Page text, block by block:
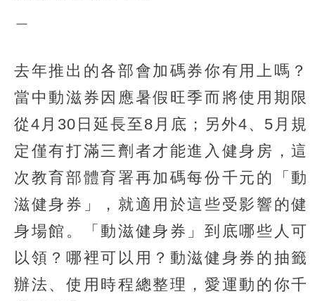
去年推出的各部會加碼券你有用上嗎？
當中動滋券因應暑假旺季而將使用期限
從4月30日延長至8月底；另外4、5月規
定僅有打滿三劑者才能進入健身房，這
次教育部體育署再加碼每份千元的「動
滋健身券」，就適用於這些受影響的健
身場館。「動滋健身券」到底哪些人可
以領？哪裡可以用？動滋健身券的抽籤
辦法、使用時程總整理，愛運動的你千